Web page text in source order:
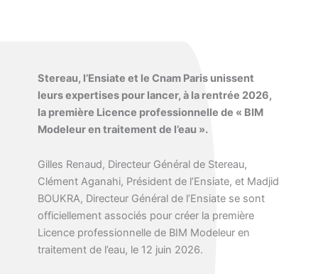
Stereau, l’Ensiate et le Cnam Paris unissent
leurs expertises pour lancer, à la rentrée 2026,
la première Licence professionnelle de « BIM
Modeleur en traitement de l’eau ».
Gilles Renaud, Directeur Général de Stereau,
Clément Aganahi, Président de l’Ensiate, et Madjid
BOUKRA, Directeur Général de l’Ensiate se sont
officiellement associés pour créer la première
Licence professionnelle de BIM Modeleur en
traitement de l’eau, le 12 juin 2026.